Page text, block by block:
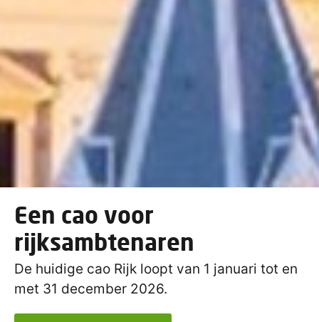
Een cao voor
rijksambtenaren
De huidige cao Rijk loopt van 1 januari tot en
met 31 december 2026.